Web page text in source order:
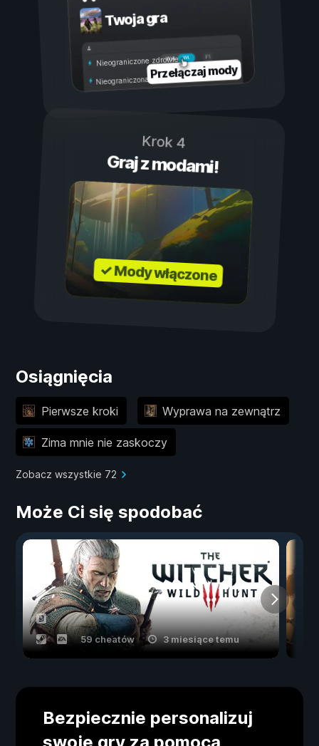
Twoja gra
Wł.
Wył.
Nieograniczone zdrowie
Nieograniczona wytrzymałość
Przełączaj mody
Krok 4
Graj z modami!
✓ Mody włączone
Osiągnięcia
Pierwsze kroki Wyprawa na zewnątrz
Zima mnie nie zaskoczy
Zobacz wszystkie 72
Może Ci się spodobać
59 cheatów 3 miesiące temu
Bezpiecznie personalizuj